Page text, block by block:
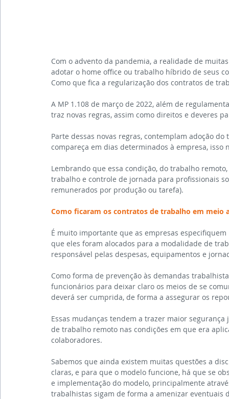
Com o advento da pandemia, a realidade de
adotar o home office ou trabalho híbrido de seus
Como que fica a regularização dos contratos de
A MP 1.108 de março de 2022, além de
traz novas regras, assim como direitos e deveres
Parte dessas novas regras, contemplam adoção
compareça em dias determinados à empresa,
Lembrando que essa condição, do trabalho
trabalho e controle de jornada para profissionais
remunerados por produção ou tarefa).
Como ficaram os contratos de trabalho em meio
É muito importante que as empresas
que eles foram alocados para a modalidade de
responsável pelas despesas, equipamentos e
Como forma de prevenção às demandas
funcionários para deixar claro os meios de se
deverá ser cumprida, de forma a assegurar os
Essas mudanças tendem a trazer maior
de trabalho remoto nas condições em que era
colaboradores.
Sabemos que ainda existem muitas questões a
claras, e para que o modelo funcione, há que se
e implementação do modelo, principalmente
trabalhistas sigam de forma a amenizar eventuais